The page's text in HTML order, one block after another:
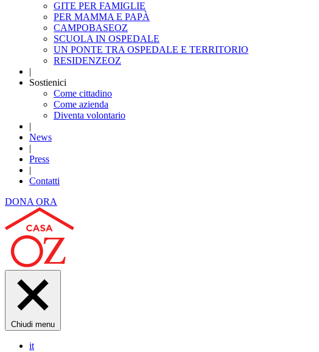
GITE PER FAMIGLIE
PER MAMMA E PAPÀ
CAMPOBASEOZ
SCUOLA IN OSPEDALE
UN PONTE TRA OSPEDALE E TERRITORIO
RESIDENZEOZ
|
Sostienici
Come cittadino
Come azienda
Diventa volontario
|
News
|
Press
|
Contatti
DONA ORA
Chiudi menu
it